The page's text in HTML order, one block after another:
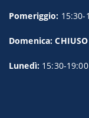
Pomeriggio: 15:30-
Domenica: CHIUSO
Lunedì: 15:30-19:00